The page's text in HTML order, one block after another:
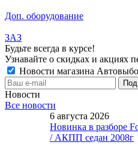
Доп. оборудование
ЗАЗ
Будьте всегда в курсе!
Узнавайте о скидках и акциях
Новости магазина
Новости
Все новости
6 августа 2026
Новинка в разборе
/ АКПП седан 2008г